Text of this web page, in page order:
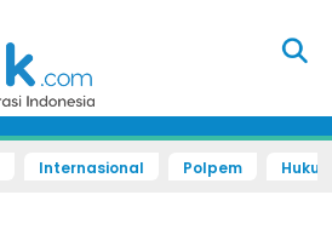
Internasional Polpem